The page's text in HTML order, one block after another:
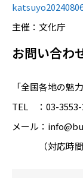
主催：文化庁
お問い合わ
「全国各地の魅
TEL ：03-3553-
メール：
（対応時間：